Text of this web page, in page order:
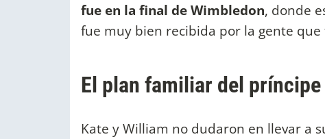
fue en la final de Wimbledon, donde
fue muy bien recibida por la gente
El plan familiar del
Kate y William no dudaron en llevar a